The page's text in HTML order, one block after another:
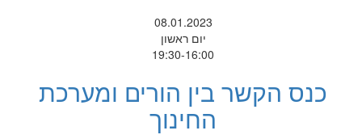
08.01.2023
יום ראשון
19:30-16:00
כנס הקשר בין הורים ומערכת
החינוך